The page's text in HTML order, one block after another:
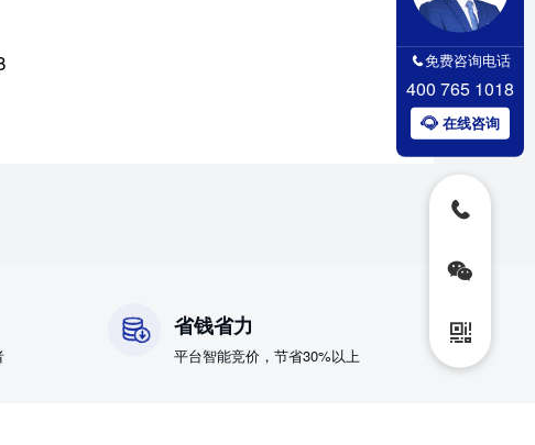
省钱省力
平台智能竞价，节省30%以上
免费咨询电话
400 765 1018
在线咨询